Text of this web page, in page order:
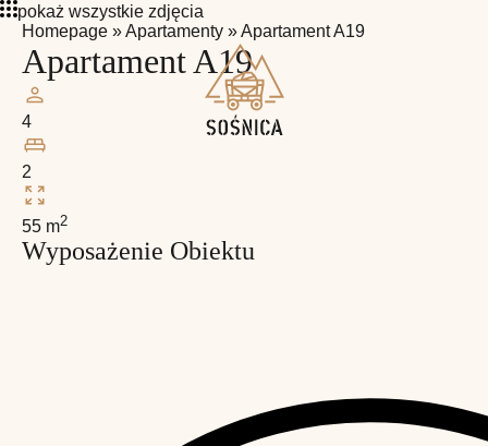
pokaż wszystkie zdjęcia
Homepage »Apartamenty »Apartament A19
Apartament A19
4
2
55 m2
Wyposażenie Obiektu